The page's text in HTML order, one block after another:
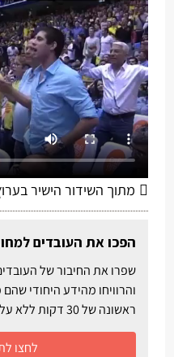
מתוך השידור הישיר בערוץ
הפכו את העובדים
שפרו את החיבור של
והרוויחו מהידע היחודי
ראשונה של 30 דקות ללא עלות עם זאב רונן
לחצו